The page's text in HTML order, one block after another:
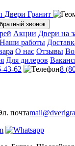
звонок
Акции Двери на
Наши работы
О нас Отзывы
Для дилеров
43-62
8